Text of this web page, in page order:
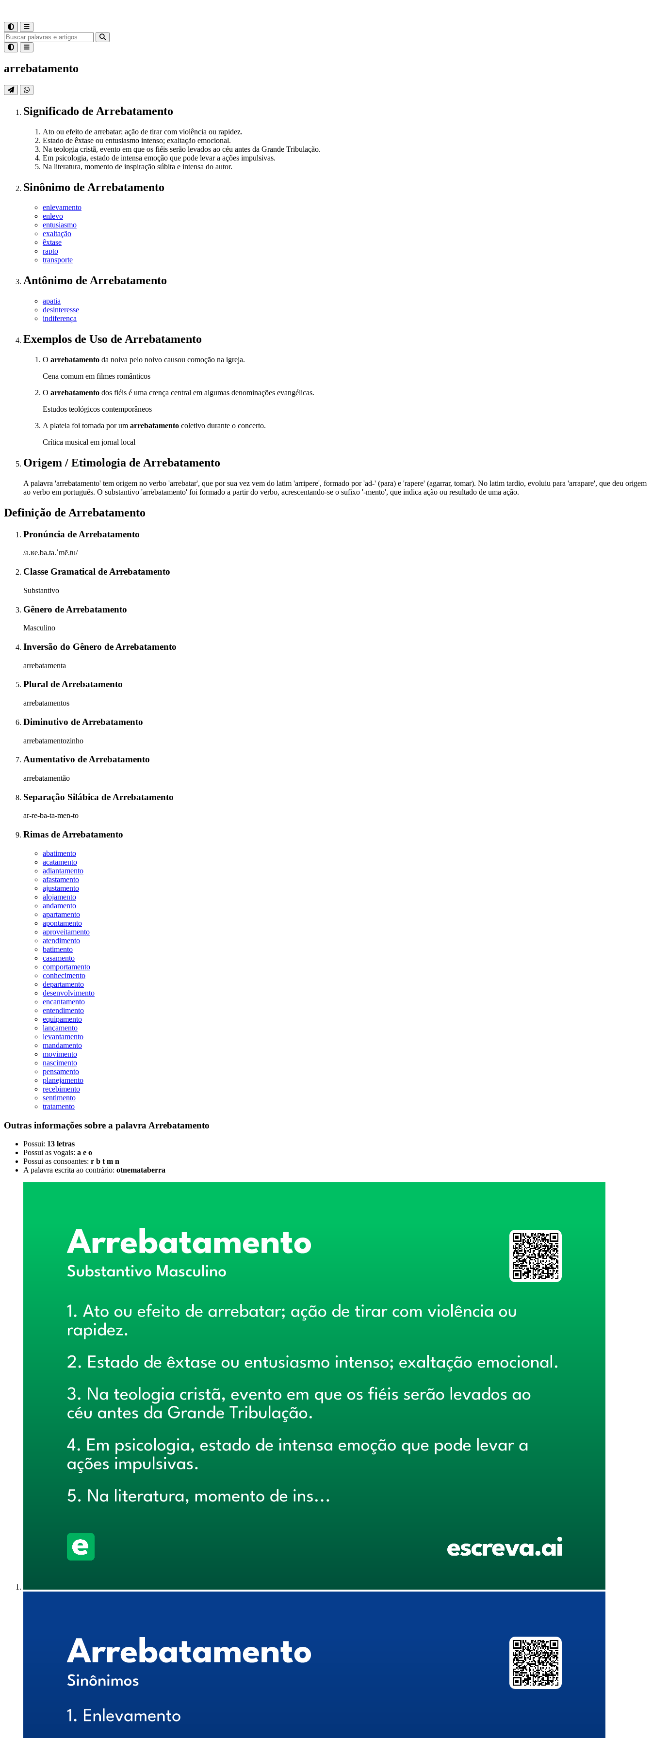
arrebatamento
Significado de Arrebatamento
Ato ou efeito de arrebatar; ação de tirar com violência ou rapidez.
Estado de êxtase ou entusiasmo intenso; exaltação emocional.
Na teologia cristã, evento em que os fiéis serão levados ao céu antes da Grande Tribulação.
Em psicologia, estado de intensa emoção que pode levar a ações impulsivas.
Na literatura, momento de inspiração súbita e intensa do autor.
Sinônimo de Arrebatamento
enlevamento
enlevo
entusiasmo
exaltação
êxtase
rapto
transporte
Antônimo de Arrebatamento
apatia
desinteresse
indiferença
Exemplos de Uso de Arrebatamento
O arrebatamento da noiva pelo noivo causou comoção na igreja.
Cena comum em filmes românticos
O arrebatamento dos fiéis é uma crença central em algumas denominações evangélicas.
Estudos teológicos contemporâneos
A plateia foi tomada por um arrebatamento coletivo durante o concerto.
Crítica musical em jornal local
Origem / Etimologia de Arrebatamento
A palavra 'arrebatamento' tem origem no verbo 'arrebatar', que por sua vez vem do latim 'arripere', formado por 'ad-' (para) e 'rapere' (agarrar, tomar). No latim tardio, evoluiu para 'arrapare', que deu origem
ao verbo em português. O substantivo 'arrebatamento' foi formado a partir do verbo, acrescentando-se o sufixo '-mento', que indica ação ou resultado de uma ação.
Definição de Arrebatamento
Pronúncia de Arrebatamento
/a.ʁe.ba.ta.ˈmẽ.tu/
Classe Gramatical de Arrebatamento
Substantivo
Gênero de Arrebatamento
Masculino
Inversão do Gênero de Arrebatamento
arrebatamenta
Plural deArrebatamento
arrebatamentos
Diminutivo de Arrebatamento
arrebatamentozinho
Aumentativo deArrebatamento
arrebatamentão
Separação Silábica de Arrebatamento
ar-re-ba-ta-men-to
Rimas de Arrebatamento
abatimento
acatamento
adiantamento
afastamento
ajustamento
alojamento
andamento
apartamento
apontamento
aproveitamento
atendimento
batimento
casamento
comportamento
conhecimento
departamento
desenvolvimento
encantamento
entendimento
equipamento
lançamento
levantamento
mandamento
movimento
nascimento
pensamento
planejamento
recebimento
sentimento
tratamento
Outras informações sobre a palavra Arrebatamento
Possui: 13 letras
Possui as vogais: a e o
Possui as consoantes: r b t m n
A palavra escrita ao contrário: otnemataberra